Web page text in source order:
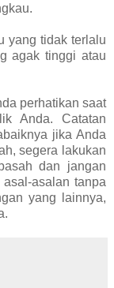
yang tidak terlalu
agak tinggi atau
perhatikan saat
Anda. Catatan
jika Anda
segera lakukan
dan jangan
asalan tanpa
yang lainnya,